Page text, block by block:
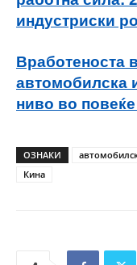
индустриски
Вработеноста
автомобилска
ниво во
ОЗНАКИ
Кина